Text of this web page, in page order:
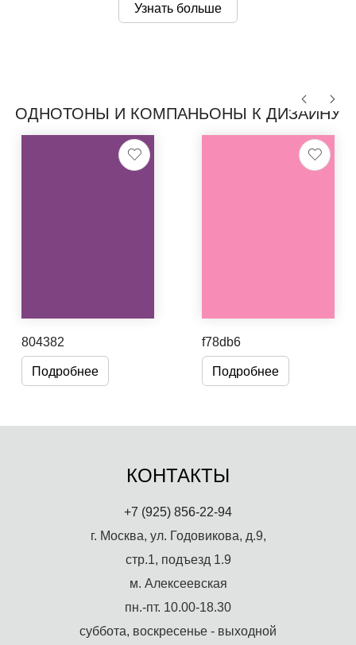
Узнать больше
ОДНОТОНЫ И КОМПАНЬОНЫ К ДИЗАЙНУ
804382
Подробнее
f78db6
Подробнее
КОНТАКТЫ
+7 (925) 856-22-94
г. Москва, ул. Годовикова, д.9,
стр.1, подъезд 1.9
м. Алексеевская
пн.-пт. 10.00-18.30
суббота, воскресенье - выходной